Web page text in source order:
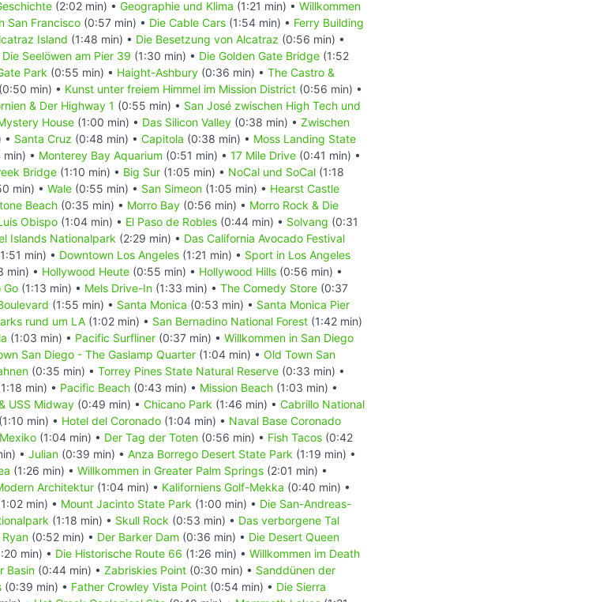
(2:02 min) • Geographie und Klima (1:21 min) • Willkommen
San Francisco (0:57 min) • Die Cable Cars (1:54 min) • Ferry Building
Island (1:48 min) • Die Besetzung von Alcatraz (0:56 min) •
Die Seelöwen am Pier 39 (1:30 min) • Die Golden Gate Bridge (1:52
Park (0:55 min) • Haight-Ashbury (0:36 min) • The Castro &
(0:50 min) • Kunst unter freiem Himmel im Mission District (0:56 min) •
& Der Highway 1 (0:55 min) • San José zwischen High Tech und
House (1:00 min) • Das Silicon Valley (0:38 min) • Zwischen
• Santa Cruz (0:48 min) • Capitola (0:38 min) • Moss Landing State
• Monterey Bay Aquarium (0:51 min) • 17 Mile Drive (0:41 min) •
Bridge (1:10 min) • Big Sur (1:05 min) • NoCal und SoCal (1:18
min) • Wale (0:55 min) • San Simeon (1:05 min) • Hearst Castle
Beach (0:35 min) • Morro Bay (0:56 min) • Morro Rock & Die
Obispo (1:04 min) • El Paso de Robles (0:44 min) • Solvang (0:31
Islands Nationalpark (2:29 min) • Das California Avocado Festival
min) • Downtown Los Angeles (1:21 min) • Sport in Los Angeles
min) • Hollywood Heute (0:55 min) • Hollywood Hills (0:56 min) •
Go (1:13 min) • Mels Drive-In (1:33 min) • The Comedy Store (0:37
(1:55 min) • Santa Monica (0:53 min) • Santa Monica Pier
rund um LA (1:02 min) • San Bernadino National Forest (1:42 min)
(1:03 min) • Pacific Surfliner (0:37 min) • Willkommen in San Diego
San Diego - The Gaslamp Quarter (1:04 min) • Old Town San
(0:35 min) • Torrey Pines State Natural Reserve (0:33 min) •
min) • Pacific Beach (0:43 min) • Mission Beach (1:03 min) •
USS Midway (0:49 min) • Chicano Park (1:46 min) • Cabrillo National
(1:10 min) • Hotel del Coronado (1:04 min) • Naval Base Coronado
Mexiko (1:04 min) • Der Tag der Toten (0:56 min) • Fish Tacos (0:42
• Julian (0:39 min) • Anza Borrego Desert State Park (1:19 min) •
(1:26 min) • Willkommen in Greater Palm Springs (2:01 min) •
Architektur (1:04 min) • Kaliforniens Golf-Mekka (0:40 min) •
min) • Mount Jacinto State Park (1:00 min) • Die San-Andreas-
(1:18 min) • Skull Rock (0:53 min) • Das verborgene Tal
(0:52 min) • Der Barker Dam (0:36 min) • Die Desert Queen
min) • Die Historische Route 66 (1:26 min) • Willkommen im Death
Basin (0:44 min) • Zabriskies Point (0:30 min) • Sanddünen der
(0:39 min) • Father Crowley Vista Point (0:54 min) • Die Sierra